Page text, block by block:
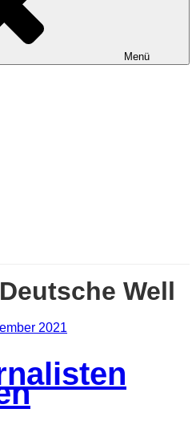
Menü
Deutsche Well
2021